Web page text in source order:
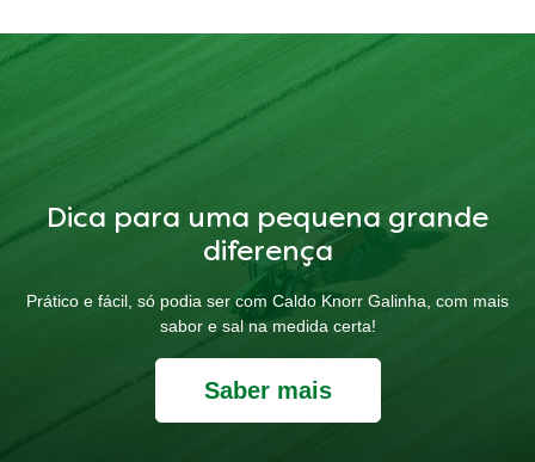
Dica para uma pequena grande
diferença
Prático e fácil, só podia ser com Caldo Knorr Galinha, com mais
sabor e sal na medida certa!
Saber mais